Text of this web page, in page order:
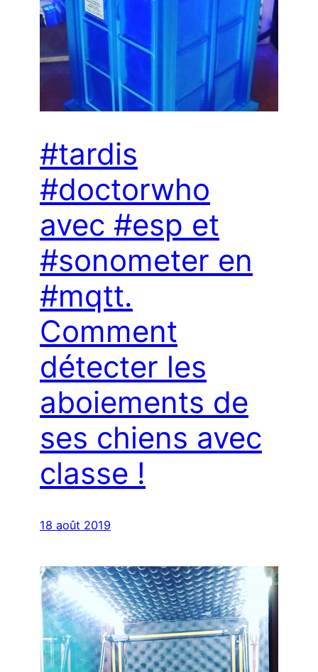
#tardis
#doctorwho
avec #esp et
#sonometer en
#mqtt.
Comment
détecter les
aboiements de
ses chiens avec
classe !
18 août 2019